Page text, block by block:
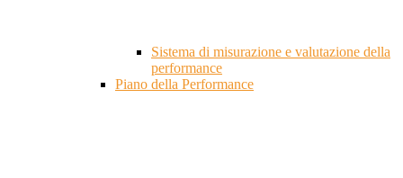
Sistema di misurazione e valutazione della
performance
Piano della Performance